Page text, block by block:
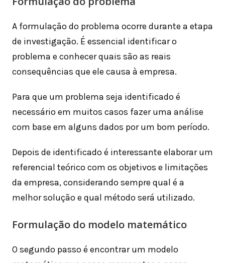
A formulação do problema ocorre durante a etapa
de investigação. É essencial identificar o
problema e conhecer quais são as reais
consequências que ele causa à empresa.
Para que um problema seja identificado é
necessário em muitos casos fazer uma análise
com base em alguns dados por um bom período.
Depois de identificado é interessante elaborar um
referencial teórico com os objetivos e limitações
da empresa, considerando sempre qual é a
melhor solução e qual método será utilizado.
Formulação do modelo matemático
O segundo passo é encontrar um modelo